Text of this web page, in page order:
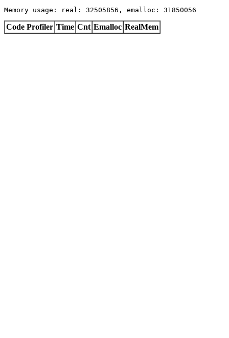
Memory usage: real: 32505856, emalloc: 31850056
Code Profiler Time Cnt Emalloc RealMem